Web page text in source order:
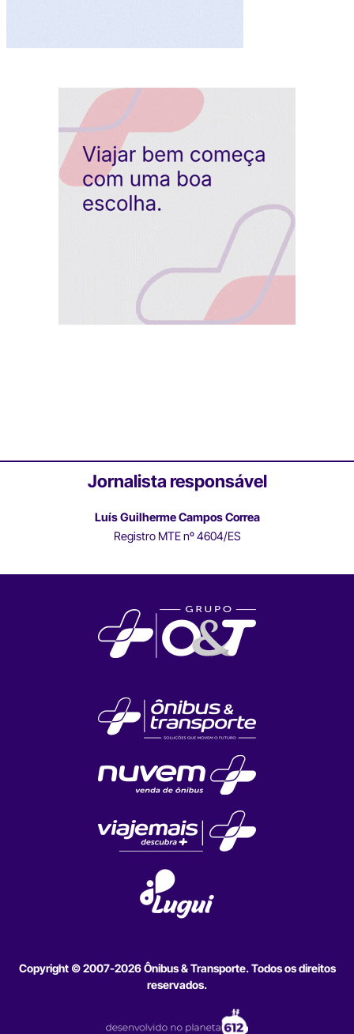
Jornalista responsável
Luís Guilherme Campos Correa
Registro MTE nº 4604/ES
Copyright © 2007-2026 Ônibus & Transporte. Todos os direitos
reservados.